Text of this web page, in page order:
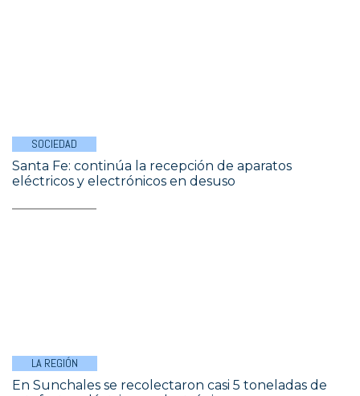
SOCIEDAD
Santa Fe: continúa la recepción de aparatos
eléctricos y electrónicos en desuso
LA REGIÓN
En Sunchales se recolectaron casi 5 toneladas de